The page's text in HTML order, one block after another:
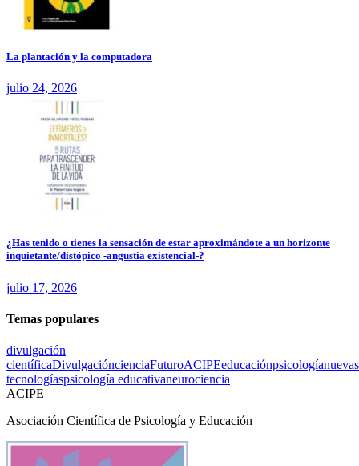
La plantación y la computadora
julio 24, 2026
¿Has tenido o tienes la sensación de estar aproximándote a un horizonte
inquietante/distópico -angustia existencial-?
julio 17, 2026
Temas populares
divulgación
científicaDivulgacióncienciaFuturoACIPEeducaciónpsicologíanuevas
tecnologíaspsicología educativaneurociencia
ACIPE
Asociación Científica de Psicología y Educación